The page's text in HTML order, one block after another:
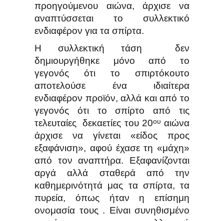
προηγούμενου αιώνα, άρχισε να
αναπτύσσεται το συλλεκτικό
ενδιαφέρον για τα σπίρτα.
Η συλλεκτική τάση δεν
δημιουργήθηκε μόνο από το
γεγονός ότι το σπιρτόκουτο
αποτελούσε ένα ιδιαίτερα
ενδιαφέρον προϊόν, αλλά και από το
γεγονός ότι το σπίρτο από τις
τελευταίες δεκαετίες του 20ου αιώνα
άρχισε να γίνεται «είδος προς
εξαφάνιση», αφού έχασε τη «μάχη»
από τον αναπτήρα. Εξαφανίζονται
αργά αλλά σταθερά από την
καθημερινότητά μας τα σπίρτα, τα
πυρεία, όπως ήταν η επίσημη
ονομασία τους . Είναι συνηθισμένο